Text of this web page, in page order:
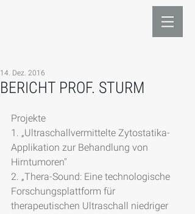
BERICHT PROF. STURM
14. Dez. 2016
Projekte
1. „Ultraschallvermittelte Zytostatika-
Applikation zur Behandlung von
Hirntumoren"
2. „Thera-Sound: Eine technologische
Forschungsplattform für
therapeutischen Ultraschall niedriger